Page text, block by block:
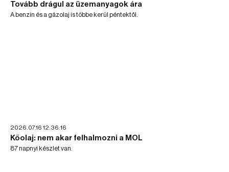
Tovább drágul az üzemanyagok ára
A benzin és a gázolaj is többe kerül péntektől.
2026.07.16 12:36:16
Kőolaj: nem akar felhalmozni a MOL
87 napnyi készlet van.